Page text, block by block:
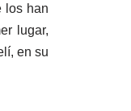
los han
lugar,
en su